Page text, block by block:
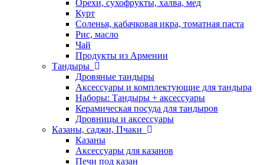
Орехи, сухофрукты, халва, мед
Курт
Соленья, кабачковая икра, томатная паста
Рис, масло
Чай
Продукты из Армении
Тандыры
Дровяные тандыры
Аксессуары и комплектующие для тандыра
Наборы: Тандыры + аксессуары
Керамическая посуда для тандыров
Дровницы и аксессуары
Казаны, саджи, Пчаки
Казаны
Аксессуары для казанов
Печи под казан